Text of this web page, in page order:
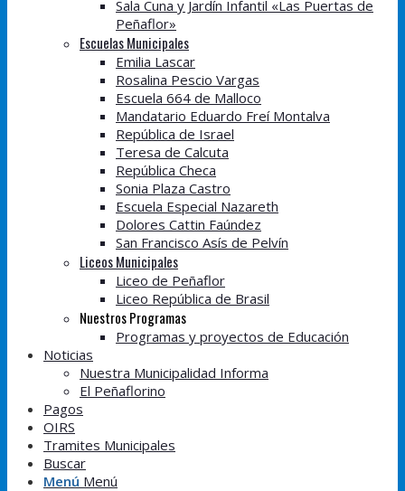
Sala Cuna y Jardín Infantil «Las Puertas de
Peñaflor»
Escuelas Municipales
Emilia Lascar
Rosalina Pescio Vargas
Escuela 664 de Malloco
Mandatario Eduardo Freí Montalva
República de Israel
Teresa de Calcuta
República Checa
Sonia Plaza Castro
Escuela Especial Nazareth
Dolores Cattin Faúndez
San Francisco Asís de Pelvín
Liceos Municipales
Liceo de Peñaflor
Liceo República de Brasil
Nuestros Programas
Programas y proyectos de Educación
Noticias
Nuestra Municipalidad Informa
El Peñaflorino
Pagos
OIRS
Tramites Municipales
Buscar
Menú Menú